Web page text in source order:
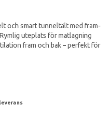
och smart tunneltält med fram-
uteplats för matlagning
fram och bak – perfekt för